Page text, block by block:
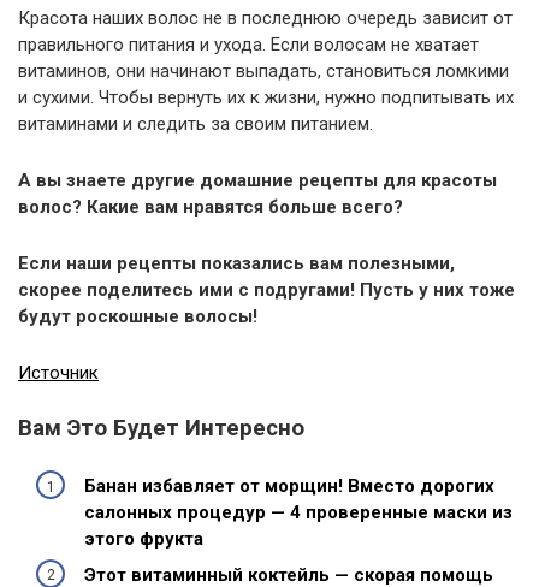
Красота наших волос не в последнюю очередь зависит от
правильного питания и ухода. Если волосам не хватает
витаминов, они начинают выпадать, становиться ломкими
и сухими. Чтобы вернуть их к жизни, нужно подпитывать их
витаминами и следить за своим питанием.
А вы знаете другие домашние рецепты для красоты
волос? Какие вам нравятся больше всего?
Если наши рецепты показались вам полезными,
скорее поделитесь ими с подругами! Пусть у них тоже
будут роскошные волосы!
Источник
Вам Это Будет Интересно
Банан избавляет от морщин! Вместо дорогих
салонных процедур — 4 проверенные маски из
этого фрукта
Этот витаминный коктейль — скорая помощь